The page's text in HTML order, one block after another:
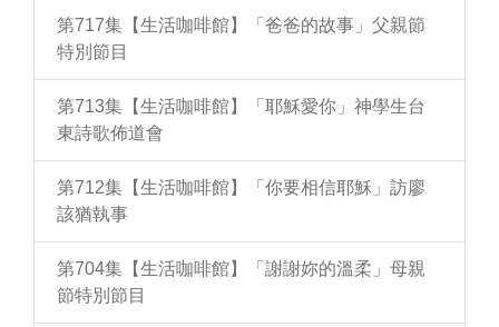
第717集【生活咖啡館】「爸爸的故事」父親節
特別節目
第713集【生活咖啡館】「耶穌愛你」神學生台
東詩歌佈道會
第712集【生活咖啡館】「你要相信耶穌」訪廖
該猶執事
第704集【生活咖啡館】「謝謝妳的溫柔」母親
節特別節目